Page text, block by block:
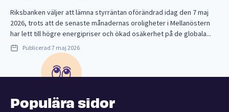
Riksbanken väljer att lämna styrräntan oförändrad idag den 7 maj
2026, trots att de senaste månadernas oroligheter i Mellanöstern
har lett till högre energipriser och ökad osäkerhet på de globala...
Publicerad 7 maj 2026
Populära sidor